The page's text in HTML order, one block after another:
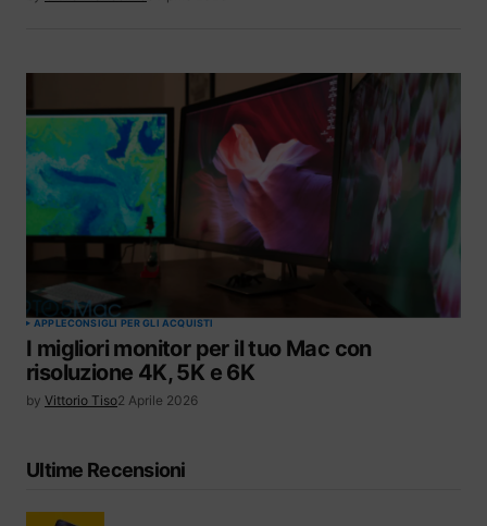
APPLECONSIGLI PER GLI ACQUISTI
I migliori monitor per il tuo Mac con
risoluzione 4K, 5K e 6K
by Vittorio Tiso2 Aprile 2026
Ultime Recensioni